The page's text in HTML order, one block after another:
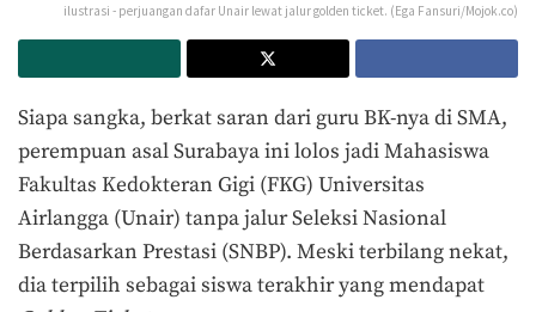
ilustrasi - perjuangan dafar Unair lewat jalur golden ticket. (Ega Fansuri/Mojok.co)
Siapa sangka, berkat saran dari guru BK-nya di SMA,
perempuan asal Surabaya ini lolos jadi Mahasiswa
Fakultas Kedokteran Gigi (FKG) Universitas
Airlangga (Unair) tanpa jalurSeleksi Nasional
Berdasarkan Prestasi (SNBP). Meski terbilang nekat,
dia terpilih sebagai siswa terakhir yang mendapat